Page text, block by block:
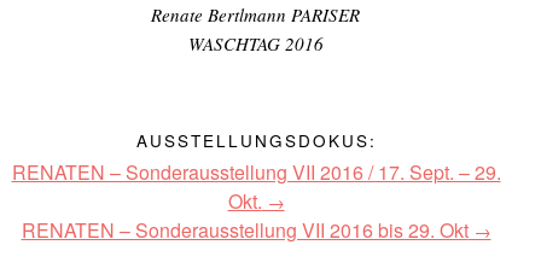
Renate Bertlmann PARISER
WASCHTAG 2016
AUSSTELLUNGSDOKUS:
RENATEN – Sonderausstellung VII 2016 / 17. Sept. – 29.
Okt.
RENATEN – Sonderausstellung VII 2016 bis 29. Okt